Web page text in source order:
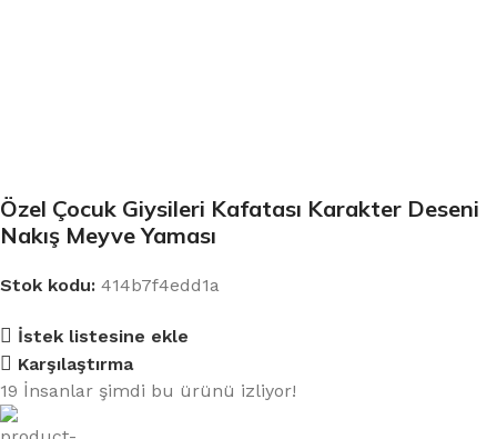
Özel Çocuk Giysileri Kafatası Karakter Deseni
Nakış Meyve Yaması
Stok kodu: 414b7f4edd1a
İstek listesine ekle
Karşılaştırma
19 İnsanlar şimdi bu ürünü izliyor!